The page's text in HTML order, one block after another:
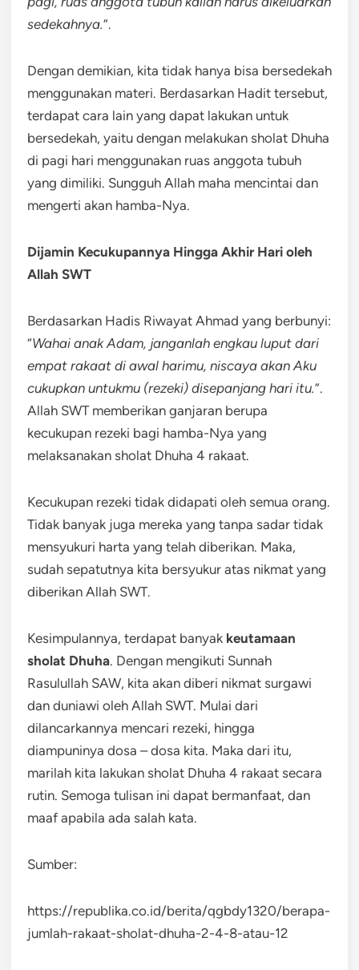
sedekahnya.”.
Dengan demikian, kita tidak hanya bisa bersedekah
menggunakan materi. Berdasarkan Hadit tersebut,
terdapat cara lain yang dapat lakukan untuk
bersedekah, yaitu dengan melakukan sholat Dhuha
di pagi hari menggunakan ruas anggota tubuh
yang dimiliki. Sungguh Allah maha mencintai dan
mengerti akan hamba-Nya.
Dijamin Kecukupannya Hingga Akhir Hari oleh
Allah SWT
Berdasarkan Hadis Riwayat Ahmad yang berbunyi:
“Wahai anak Adam, janganlah engkau luput dari
empat rakaat di awal harimu, niscaya akan Aku
cukupkan untukmu (rezeki) disepanjang hari itu.”.
Allah SWT memberikan ganjaran berupa
kecukupan rezeki bagi hamba-Nya yang
melaksanakan sholat Dhuha 4 rakaat.
Kecukupan rezeki tidak didapati oleh semua orang.
Tidak banyak juga mereka yang tanpa sadar tidak
mensyukuri harta yang telah diberikan. Maka,
sudah sepatutnya kita bersyukur atas nikmat yang
diberikan Allah SWT.
Kesimpulannya, terdapat banyak keutamaan
sholat Dhuha. Dengan mengikuti Sunnah
Rasulullah SAW, kita akan diberi nikmat surgawi
dan duniawi oleh Allah SWT. Mulai dari
dilancarkannya mencari rezeki, hingga
diampuninya dosa – dosa kita. Maka dari itu,
marilah kita lakukan sholat Dhuha 4 rakaat secara
rutin. Semoga tulisan ini dapat bermanfaat, dan
maaf apabila ada salah kata.
Sumber:
https://republika.co.id/berita/qgbdy1320/berapa-
jumlah-rakaat-sholat-dhuha-2-4-8-atau-12